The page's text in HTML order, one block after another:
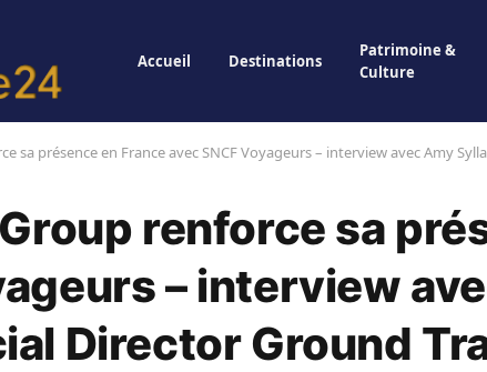
Accueil Destinations
Patrimoine &
Culture
sa présence en France avec SNCF Voyageurs – interview avec Amy
renforce sa
– interview
Director Ground